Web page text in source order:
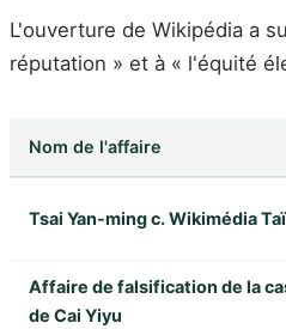
L'ouverture de Wikipédia a
réputation » et à « l'équité
Nom de l'affaire
Tsai Yan-ming c. Wikimédia
Affaire de falsification de la
de Cai Yiyu